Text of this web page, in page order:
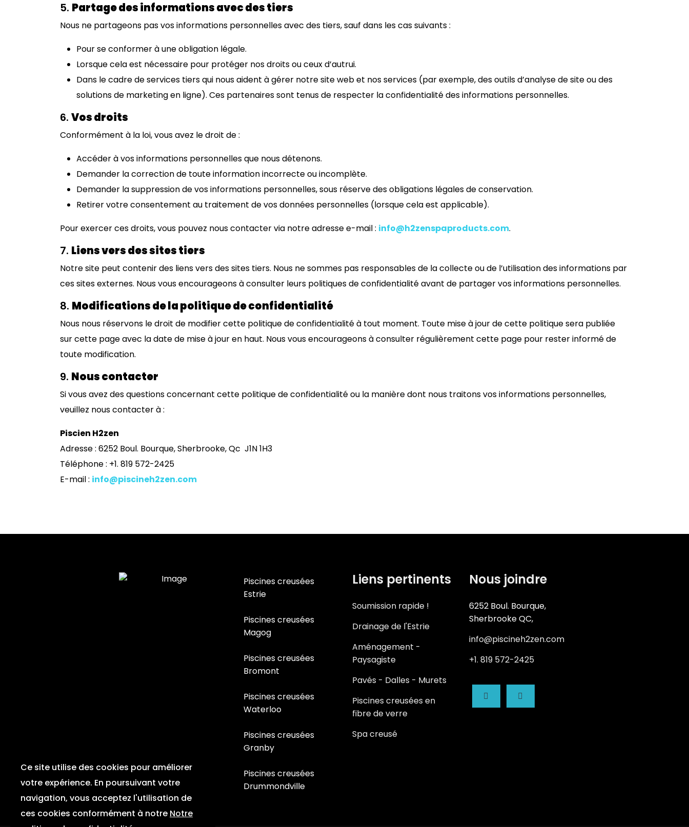
5. Partage des informations avec des tiers
Nous ne partageons pas vos informations personnelles avec des tiers, sauf dans les cas suivants :
Pour se conformer à une obligation légale.
Lorsque cela est nécessaire pour protéger nos droits ou ceux d’autrui.
Dans le cadre de services tiers qui nous aident à gérer notre site web et nos services (par exemple, des outils d’analyse de site ou des
solutions de marketing en ligne). Ces partenaires sont tenus de respecter la confidentialité des informations personnelles.
6. Vos droits
Conformément à la loi, vous avez le droit de :
Accéder à vos informations personnelles que nous détenons.
Demander la correction de toute information incorrecte ou incomplète.
Demander la suppression de vos informations personnelles, sous réserve des obligations légales de conservation.
Retirer votre consentement au traitement de vos données personnelles (lorsque cela est applicable).
Pour exercer ces droits, vous pouvez nous contacter via notre adresse e-mail : info@h2zenspaproducts.com.
7. Liens vers des sites tiers
Notre site peut contenir des liens vers des sites tiers. Nous ne sommes pas responsables de la collecte ou de l’utilisation des informations par
ces sites externes. Nous vous encourageons à consulter leurs politiques de confidentialité avant de partager vos informations personnelles.
8. Modifications de la politique de confidentialité
Nous nous réservons le droit de modifier cette politique de confidentialité à tout moment. Toute mise à jour de cette politique sera publiée
sur cette page avec la date de mise à jour en haut. Nous vous encourageons à consulter régulièrement cette page pour rester informé de
toute modification.
9. Nous contacter
Si vous avez des questions concernant cette politique de confidentialité ou la manière dont nous traitons vos informations personnelles,
veuillez nous contacter à :
Piscien H2zen
Adresse : 6252 Boul. Bourque, Sherbrooke, Qc J1N 1H3
Téléphone : +1. 819 572-2425
E-mail : info@piscineh2zen.com
Piscines creusées
Estrie
Piscines creusées
Magog
Piscines creusées
Bromont
Piscines creusées
Waterloo
Piscines creusées
Granby
Piscines creusées
Drummondville
Liens pertinents
Soumission rapide !
Drainage de l'Estrie
Aménagement -
Paysagiste
Pavés - Dalles - Murets
Piscines creusées en
fibre de verre
Spa creusé
Nous joindre
6252 Boul. Bourque,
Sherbrooke QC,
info@piscineh2zen.com
+1. 819 572-2425
fab
fab
Ce site utilise des cookies pour améliorer
votre expérience. En poursuivant votre
navigation, vous acceptez l'utilisation de
ces cookies conformément à notre Notre